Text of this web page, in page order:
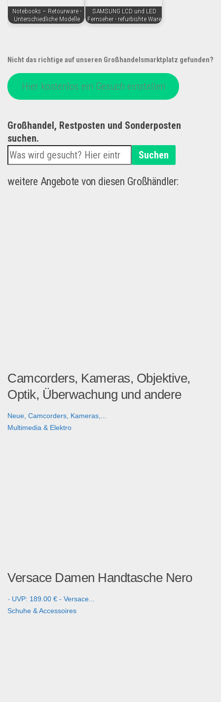
Notebooks – Retourware -
Unterschiedliche Modelle
SAMSUNG LCD und LED
Fernseher - refurbishte Ware
Nicht das richtige auf unseren Großhandelsmarktplatz gefunden?
Hier kostenlos ein Gesuch einstellen
Großhandel, Restposten und Sonderposten
suchen.
Suchen
weitere Angebote von diesen Großhändler:
Camcorders, Kameras, Objektive,
Optik, Überwachung und andere
Neue, Camcorders, Kameras,...
Multimedia & Elektro
Versace Damen Handtasche Nero
- UVP: 189.00 € - Versace...
Schuhe & Accessoires